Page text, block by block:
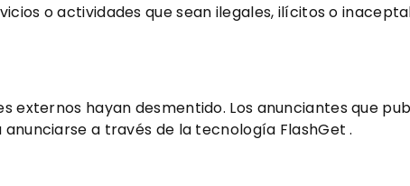
o actividades que sean ilegales, ilícitos o
externos hayan desmentido. Los anunciantes que
a través de la tecnología FlashGet .